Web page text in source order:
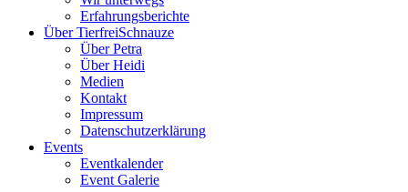
Erfahrungsberichte
Über TierfreiSchnauze
Über Petra
Über Heidi
Medien
Kontakt
Impressum
Datenschutzerklärung
Events
Eventkalender
Event Galerie